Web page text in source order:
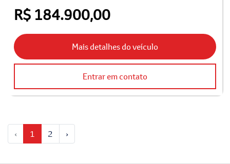
R$ 184.900,00
Mais detalhes do veículo
Entrar em contato
‹ 1 2 ›